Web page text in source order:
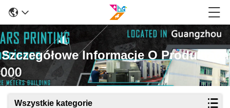
Szczegółowe Informacje O Produktach
Wszystkie kategorie